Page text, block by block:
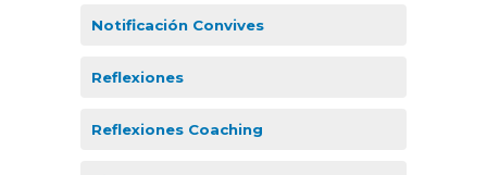
Notificación Convives
Reflexiones
Reflexiones Coaching